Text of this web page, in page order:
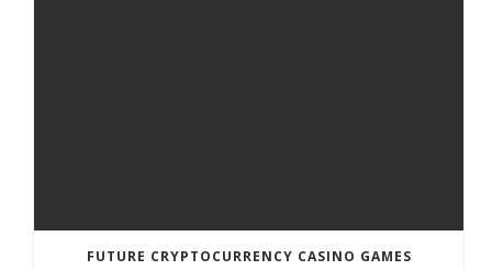
FUTURE CRYPTOCURRENCY CASINO GAMES